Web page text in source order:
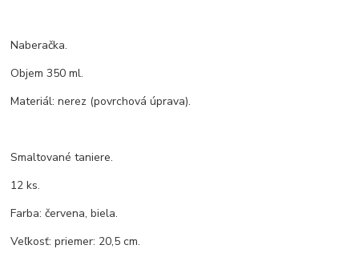
Naberačka.
Objem 350 ml.
Materiál: nerez (povrchová úprava).
Smaltované taniere.
12 ks.
Farba: červena, biela.
Veľkosť: priemer: 20,5 cm.